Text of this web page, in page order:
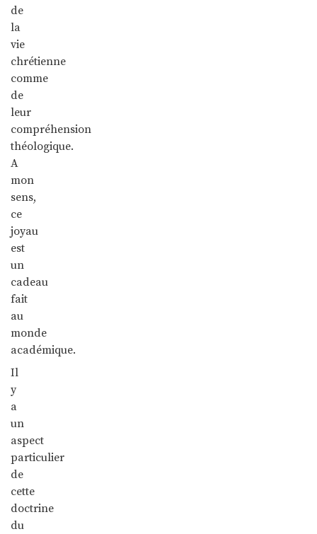
de
la
vie
chrétienne
comme
de
leur
compréhension
théologique.
A
mon
sens,
ce
joyau
est
un
cadeau
fait
au
monde
académique.
Il
y
a
un
aspect
particulier
de
cette
doctrine
du